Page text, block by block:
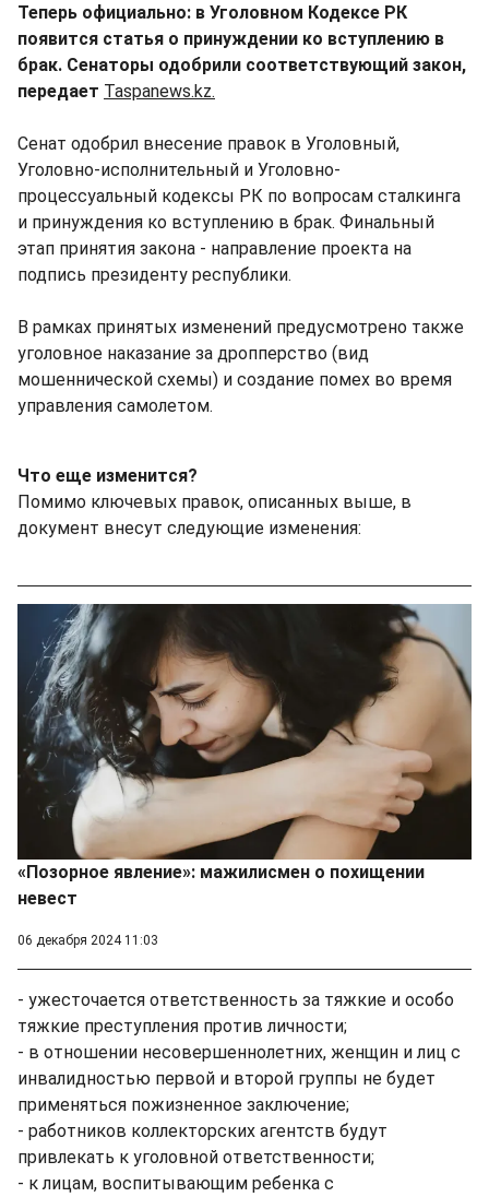
Теперь официально: в Уголовном Кодексе РК
появится статья о принуждении ко вступлению в
брак. Сенаторы одобрили соответствующий закон,
передает Taspanews.kz.
Сенат одобрил внесение правок в Уголовный,
Уголовно-исполнительный и Уголовно-
процессуальный кодексы РК по вопросам сталкинга
и принуждения ко вступлению в брак. Финальный
этап принятия закона - направление проекта на
подпись президенту республики.
В рамках принятых изменений предусмотрено также
уголовное наказание за дропперство (вид
мошеннической схемы) и создание помех во время
управления самолетом.
Что еще изменится?
Помимо ключевых правок, описанных выше, в
документ внесут следующие изменения:
«Позорное явление»: мажилисмен о похищении
невест
06 декабря 2024 11:03
- ужесточается ответственность за тяжкие и особо
тяжкие преступления против личности;
- в отношении несовершеннолетних, женщин и лиц с
инвалидностью первой и второй группы не будет
применяться пожизненное заключение;
- работников коллекторских агентств будут
привлекать к уголовной ответственности;
- к лицам, воспитывающим ребенка с